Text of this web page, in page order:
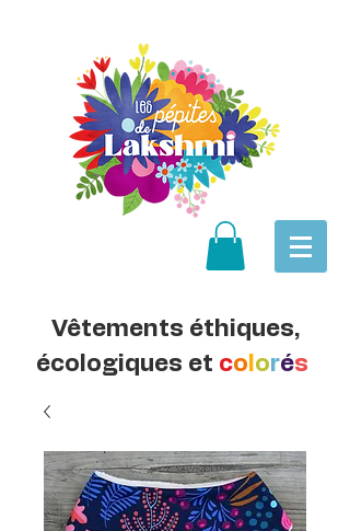
Vêtements éthiques,
écologiques et co orés